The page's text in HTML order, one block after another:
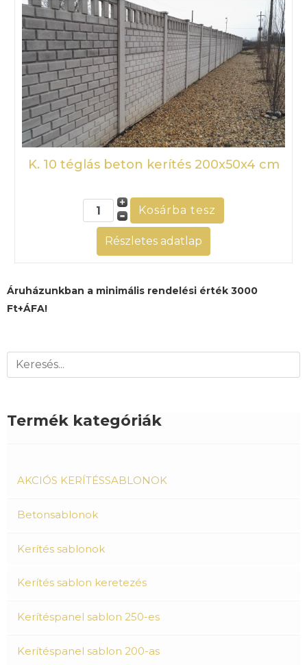
Áruházunkban a minimális rendelési érték 3000
Ft+ÁFA!
Termék kategóriák
AKCIÓS KERÍTÉSSABLONOK
Betonsablonok
Kerítés sablonok
Kerítés sablon keretezés
Kerítéspanel sablon 250-es
Kerítéspanel sablon 200-as
K. 10 téglás beton kerítés 200x50x4 cm
Részletes adatlap